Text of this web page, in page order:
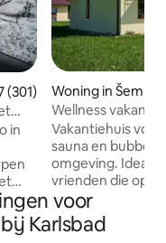
beoordeling van
(301)
in
een
Woning in
Wellness
- MRNULAND
Vakantiehuis
sauna en
omgeving. Ideaal
vrienden die op
comfort en
gezellige
uitgeruste
voor
Karlsbad